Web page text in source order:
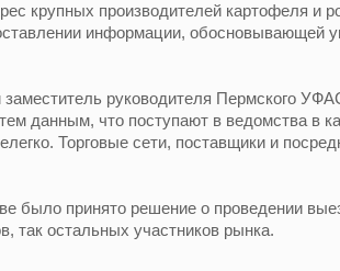
крупных производителей картофеля и
информации, обосновывающей
заместитель руководителя Пермского
данным, что поступают в ведомства в
Торговые сети, поставщики и
было принято решение о проведении
так остальных участников рынка.